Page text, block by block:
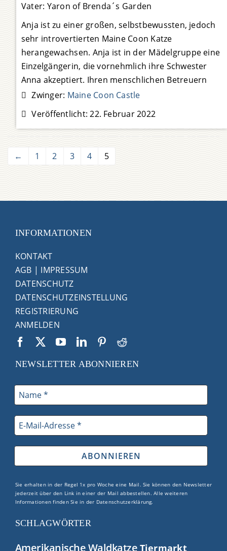
Vater: Yaron of Brenda´s Garden
Anja ist zu einer großen, selbstbewussten, jedoch
sehr introvertierten Maine Coon Katze
herangewachsen. Anja ist in der Mädelgruppe eine
Einzelgängerin, die vornehmlich ihre Schwester
Anna akzeptiert. Ihren menschlichen Betreuern
gegenüber ist sie sehr loyal und anhänglich. Anja
Zwinger: Maine Coon Castle
Veröffentlicht:22. Februar 2022
← 1 2 3 4 5
INFORMATIONEN
KONTAKT
AGB | IMPRESSUM
DATENSCHUTZ
DATENSCHUTZEINSTELLUNG
REGISTRIERUNG
ANMELDEN
NEWSLETTER ABONNIEREN
Sie erhalten in der Regel 1x pro Woche eine Mail. Sie können den Newsletter
jederzeit über den Link in einer der Mail abbestellen. Alle weiteren
Informationen finden Sie in der Datenschutzerklärung.
SCHLAGWÖRTER
Amerikanische Waldkatze Tiermarkt